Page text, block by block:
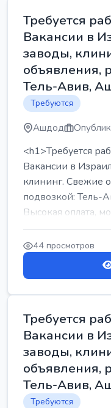
Требуется
Вакансии в
заводы,
объявления,
Тель-Авив,
Требуются
Ашдод
<h1>Требуется
Вакансии в
клининг. Свежие
подвозкой: Тель-
Высокая оплата,
...
44 просмотров
Требуется
Вакансии в
заводы,
объявления,
Тель-Авив,
Требуются